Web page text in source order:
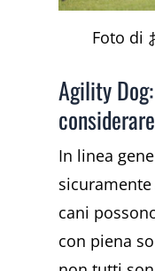
Foto di
Agility
considerare
In linea
cani
con piena